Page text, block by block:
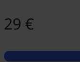
29 €